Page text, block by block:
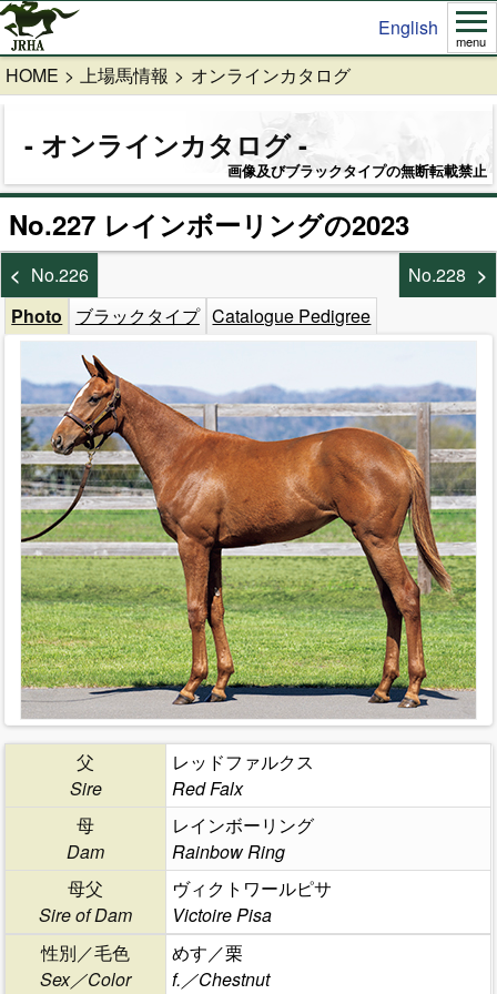
English
menu
HOME 上場馬情報 オンラインカタログ
オンラインカタログ
画像及びブラックタイプの無断転載禁止
No.227 レインボーリングの2023
No.226
No.228
Photo
ブラックタイプ Catalogue Pedigree
父
Sire
レッドファルクス
Red Falx
母
Dam
レインボーリング
Rainbow Ring
母父
Sire of Dam
ヴィクトワールピサ
Victoire Pisa
性別／毛色
Sex／Color
めす／栗
f.／Chestnut